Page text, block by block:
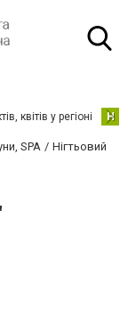
квітів у регіоні Н
SPA
Нігтьовий